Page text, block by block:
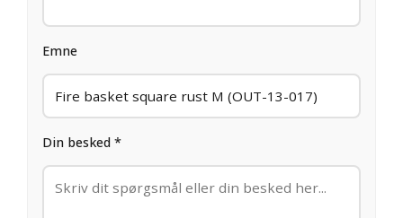
Emne
Din besked *